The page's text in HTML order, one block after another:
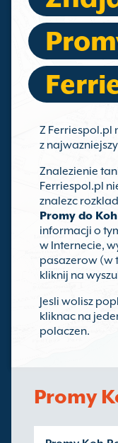
Z Ferriespol.pl
z
Znalezienie
Ferriespol.pl
znalezc
Promy do
informacji o
w Internecie,
pasazerow (w
kliknij na
Jesli wolisz
kliknac na
polaczen.
Promy